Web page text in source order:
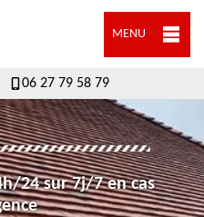
MENU
06 27 79 58 79
24 sur 7j/7 en cas